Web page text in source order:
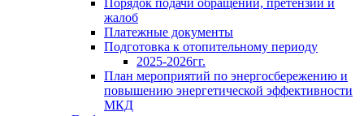
Порядок подачи обращений, претензий и
жалоб
Платежные документы
Подготовка к отопительному периоду
2025-2026гг.
План мероприятий по энергосбережению и
повышению энергетической эффективности
МКД